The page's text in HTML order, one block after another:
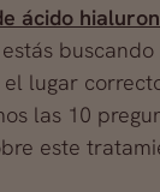
ácido
lugar
las 10
este